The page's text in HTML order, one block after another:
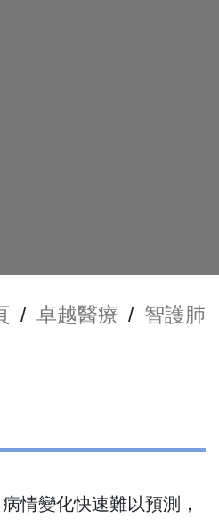
/ 卓越醫療 / 智護肺
情變化快速難以預測，